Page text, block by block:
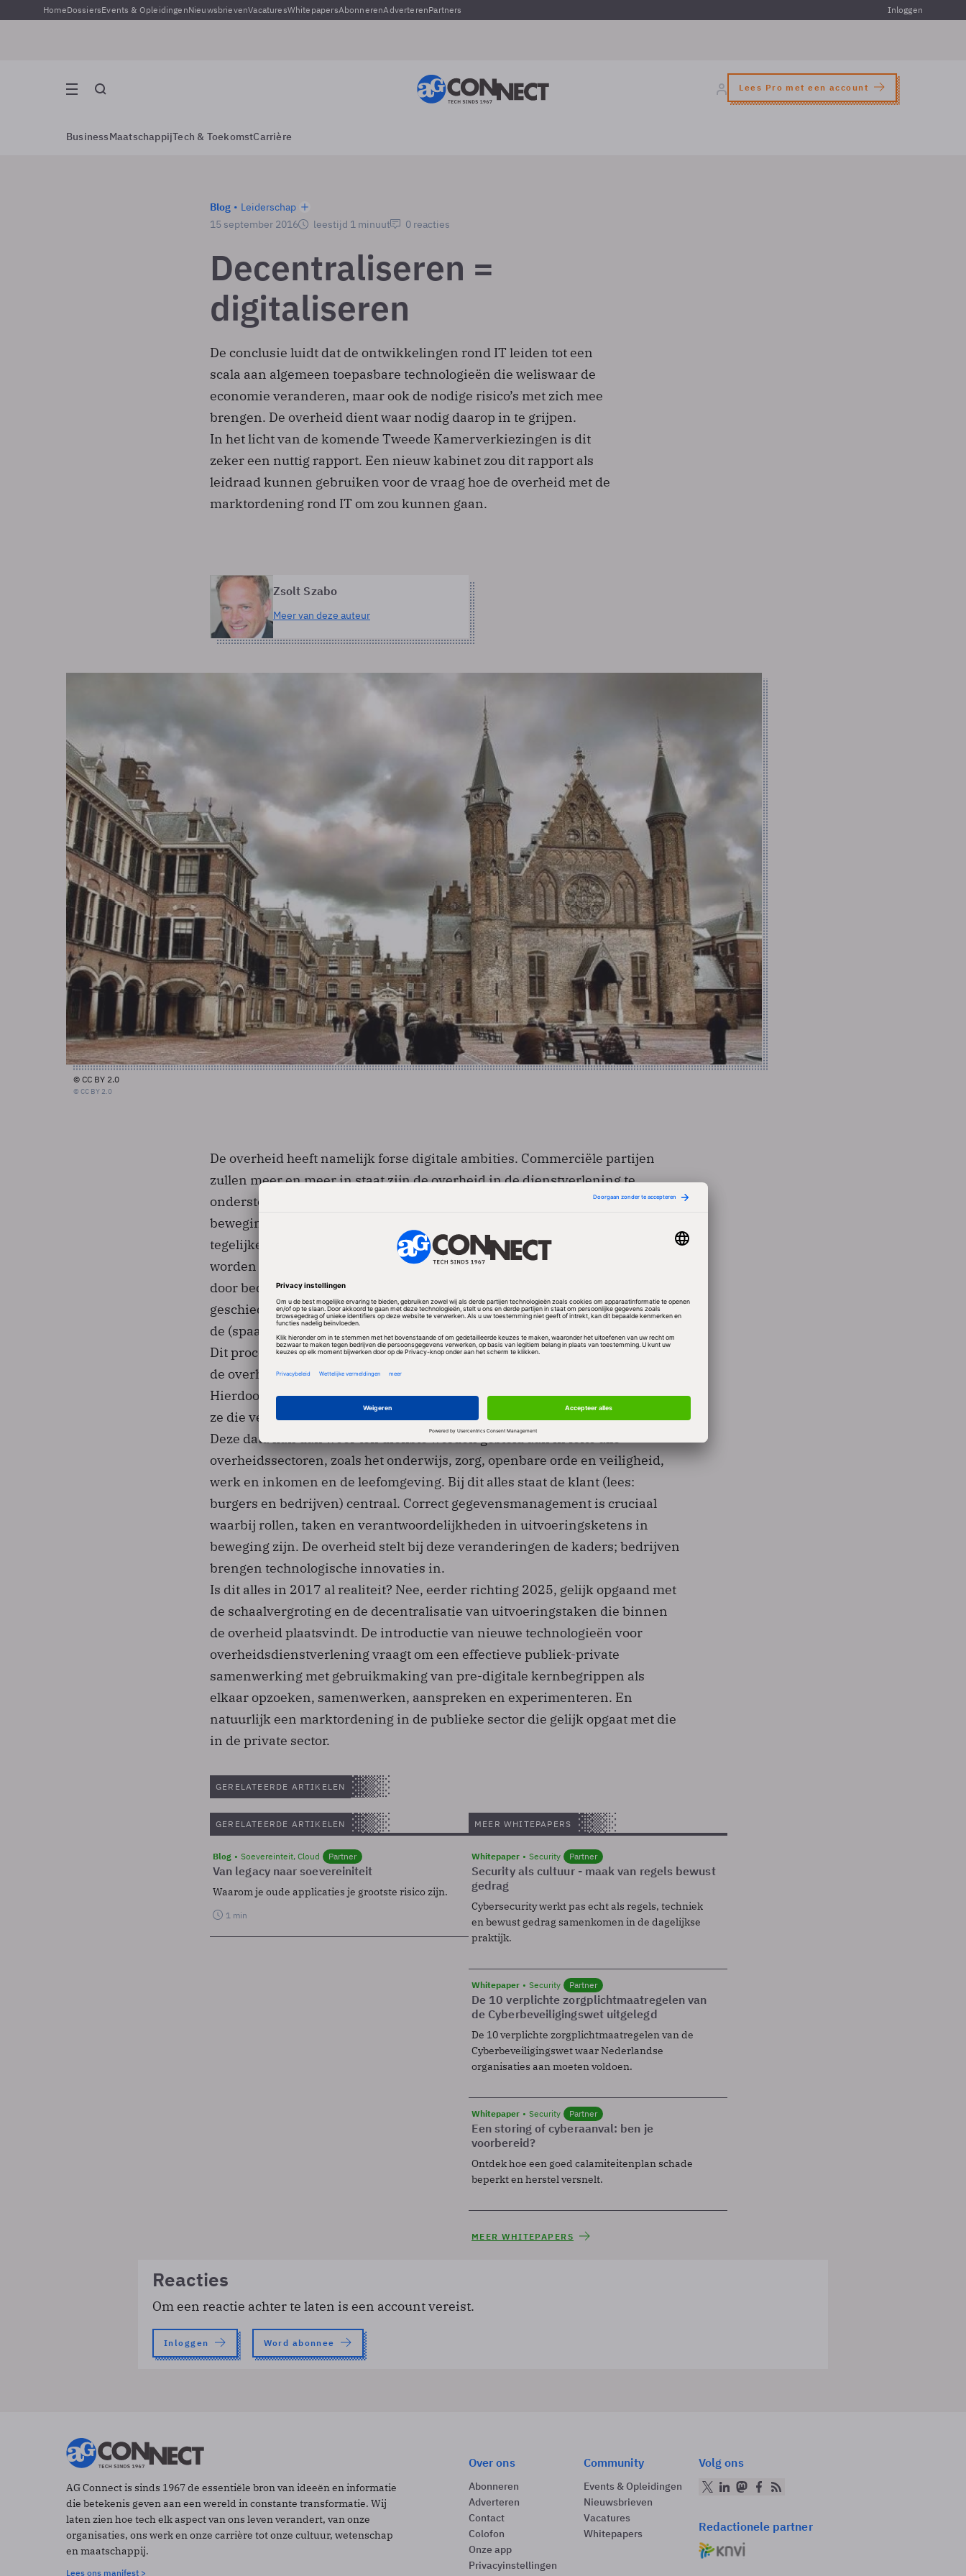
HomeDossiersEvents & OpleidingenNieuwsbrievenVacaturesWhitepapersAbonnerenAdverterenPartners Inloggen
Lees Pro met een account
BusinessMaatschappijTech & ToekomstCarrière
Blog
Leiderschap
15 september 2016
leestijd 1 minuut 0 reacties
Decentraliseren =
digitaliseren
De conclusie luidt dat de ontwikkelingen rond IT leiden tot een
scala aan algemeen toepasbare technologieën die weliswaar de
economie veranderen, maar ook de nodige risico’s met zich mee
brengen. De overheid dient waar nodig daarop in te grijpen.
In het licht van de komende Tweede Kamerverkiezingen is dit
zeker een nuttig rapport. Een nieuw kabinet zou dit rapport als
leidraad kunnen gebruiken voor de vraag hoe de overheid met de
marktordening rond IT om zou kunnen gaan.
Zsolt Szabo
Meer van deze auteur
© CC BY 2.0
© CC BY 2.0
De overheid heeft namelijk forse digitale ambities. Commerciële partijen
zullen meer en meer in staat zijn de overheid in de dienstverlening te
ondersteunen dan wel taken (gedeeltelijk) over te nemen. Tevens is er een
beweging dat meer en meer sociale netwerken, digitale platformen en data
tegelijkertijd voor zowel dienstverlening in de publieke als private sector
worden gebruikt. Is het faciliteren dan wel overnemen van overheidstaken
door bedrijven een nieuw fenomeen? In zijn geheel niet. In de oude wereld
geschiedde dit ook al bij overheidstaken als posterijen, telefonie, telegrafie en
de (spaar)bankenfunctie.
Dit proces wordt in deze digitale tijd versneld door het open-databeleid van
de overheid, waarbij deze data­sets­ beschikbaar stelt voor hergebruik.
Hierdoor beschikken bedrijven over meer en meer overheidsdata en kunnen
ze die verrijken met eigen data en/of slimme combinaties tussen datasets.
Deze data kan dan weer ten dienste worden gesteld aan in feite alle
overheidssectoren, zoals het onderwijs, zorg, openbare orde en veiligheid,
werk en inkomen en de leefomgeving. Bij dit alles staat de klant (lees:
burgers en bedrijven) centraal. Correct gegevensmanagement is cruciaal
waarbij rollen, taken en verantwoordelijkheden in uitvoeringsketens in
beweging zijn. De overheid stelt bij deze veranderingen de kaders; bedrijven
brengen technologische innovaties in.
Is dit alles in 2017 al realiteit? Nee, eerder richting 2025, gelijk opgaand met
de schaalvergroting en de decentralisatie van uitvoeringstaken die binnen
de overheid plaatsvindt. De introductie van nieuwe technologieën voor
overheidsdienstverlening vraagt om een effectieve publiek-private
samenwerking met gebruikmaking van pre-digitale kernbegrippen als
elkaar opzoeken, ­samenwerken, aanspreken en experimenteren. En
natuurlijk een marktordening in de publieke sector die gelijk opgaat met die
in de private sector.
GERELATEERDE ARTIKELEN
GERELATEERDE ARTIKELEN
Blog Soevereinteit, Cloud Partner
Van legacy naar soevereiniteit
Waarom je oude applicaties je grootste risico zijn.
1 min
MEER WHITEPAPERS
Whitepaper Security Partner
Security als cultuur - maak van regels bewust
gedrag
Cybersecurity werkt pas echt als regels, techniek
en bewust gedrag samenkomen in de dagelijkse
praktijk.
Whitepaper Security Partner
De 10 verplichte zorgplichtmaatregelen van
de Cyberbeveiligingswet uitgelegd
De 10 verplichte zorgplichtmaatregelen van de
Cyberbeveiligingswet waar Nederlandse
organisaties aan moeten voldoen.
Whitepaper Security Partner
Een storing of cyberaanval: ben je
voorbereid?
Ontdek hoe een goed calamiteitenplan schade
beperkt en herstel versnelt.
MEER WHITEPAPERS
Reacties
Om een reactie achter te laten is een account vereist.
Inloggen Word abonnee
AG Connect is sinds 1967 de essentiële bron van ideeën en informatie
die betekenis geven aan een wereld in constante transformatie. Wij
laten zien hoe tech elk aspect van ons leven verandert, van onze
organisaties, ons werk en onze carrière tot onze cultuur, wetenschap
en maatschappij.
Lees ons manifest >
Over ons
Abonneren
Adverteren
Contact
Colofon
Onze app
Privacyinstellingen
Community
Events & Opleidingen
Nieuwsbrieven
Vacatures
Whitepapers
Volg ons
Redactionele partner